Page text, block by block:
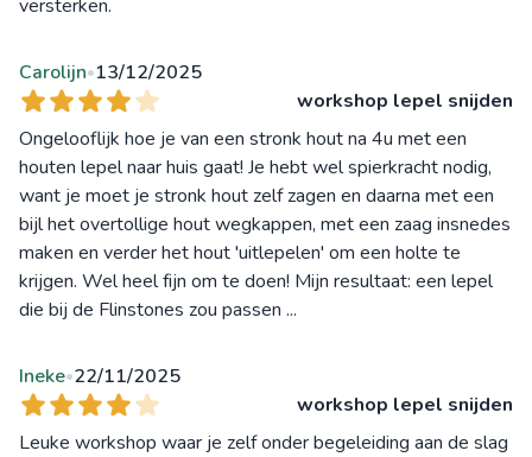
versterken.
Carolijn•13/12/2025
workshop lepel snijden
Ongelooflijk hoe je van een stronk hout na 4u met een
houten lepel naar huis gaat! Je hebt wel spierkracht nodig,
want je moet je stronk hout zelf zagen en daarna met een
bijl het overtollige hout wegkappen, met een zaag insnedes
maken en verder het hout 'uitlepelen' om een holte te
krijgen. Wel heel fijn om te doen! Mijn resultaat: een lepel
die bij de Flinstones zou passen ...
Ineke•22/11/2025
workshop lepel snijden
Leuke workshop waar je zelf onder begeleiding aan de slag